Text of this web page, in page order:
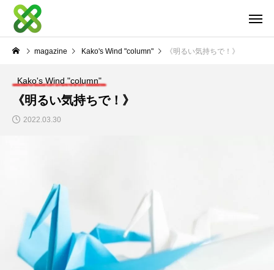
magazine Kako's Wind "column" 《明るい気持ちで！》
Kako's Wind "column"
《明るい気持ちで！》
2022.03.30